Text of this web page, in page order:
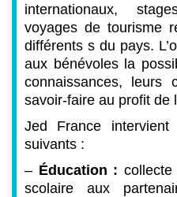
internationaux,
voyages de tourisme
différents s du pays.
aux bénévoles la
connaissances, leurs
savoir-faire au profit de
Jed France
suivants :
– Éducation :
scolaire aux